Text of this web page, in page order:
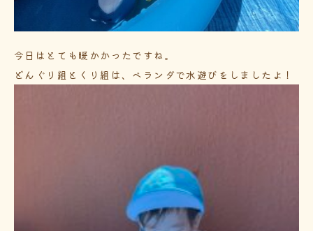
今日はとても暖かかったですね。
どんぐり組とくり組は、ベランダで水遊びをしましたよ！